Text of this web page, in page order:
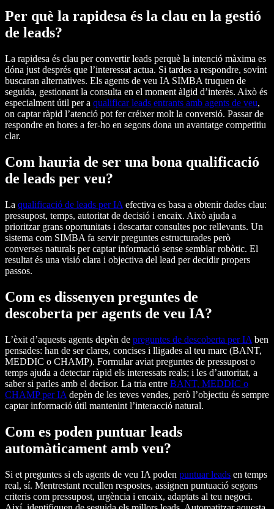
Per què la rapidesa és la clau en la gestió
de leads?
La rapidesa és clau per convertir leads perquè la intenció màxima es
dóna just després que l’interessat actua. Si tardes a respondre, sovint
buscaran alternatives. Els agents de veu IA SIMBA truquen de
seguida, gestionant la consulta en el moment àlgid d’interès. Això és
especialment útil per a qualificar leads entrants amb agents de veu,
on captar ràpid l’atenció pot fer créixer molt la conversió. Passar de
respondre en hores a fer-ho en segons dona un avantatge competitiu
clar.
Com hauria de ser una bona qualificació
de leads per veu?
La qualificació de leads per IA efectiva es basa a obtenir dades clau:
pressupost, temps, autoritat de decisió i encaix. Això ajuda a
prioritzar grans oportunitats i descartar consultes poc rellevants. Un
sistema com SIMBA fa servir preguntes estructurades però
converses naturals per captar informació sense semblar robòtic. El
resultat és una visió clara i objectiva del lead per decidir propers
passos.
Com es dissenyen preguntes de
descoberta per agents de veu IA?
L’èxit d’aquests agents depèn de preguntes de descoberta per IA ben
pensades: han de ser clares, concises i lligades al teu marc (BANT,
MEDDIC o CHAMP). Formular aviat preguntes de pressupost o
temps ajuda a detectar ràpid els interessats reals; i les d’autoritat, a
saber si parles amb el decisor. La tria entre BANT, MEDDIC o
CHAMP per IA depèn de les teves vendes, però l’objectiu és sempre
captar informació útil mantenint l’interacció natural.
Com es poden puntuar leads
automàticament amb veu?
Si et preguntes si els agents de veu IA poden puntuar leads en temps
real, sí. Mentrestant recullen respostes, assignen puntuació segons
criteris com pressupost, urgència i encaix, adaptats al teu negoci.